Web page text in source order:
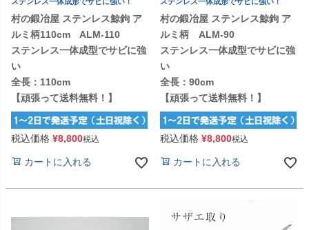
村の鍛冶屋 ステンレス鯨鉤 ア
ルミ柄110cm ALM-110
ステンレス一体成型でサビに強
い
全長：110cm
【頑張って送料無料！】
税込価格 ¥8,800税込
カートに入れる
村の鍛冶屋 ステンレス鯨鉤 ア
ルミ柄 ALM-90
ステンレス一体成型でサビに強
い
全長：90cm
【頑張って送料無料！】
税込価格 ¥8,800税込
カートに入れる